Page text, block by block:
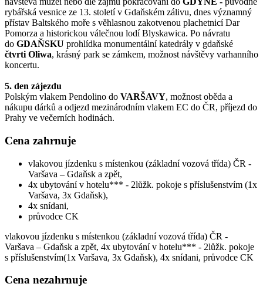
rybářská vesnice ze 13. století v Gdaňském zálivu, dnes významný
přístav Baltského moře s věhlasnou zakotvenou plachetnicí Dar
Pomorza a historickou válečnou lodí Blyskawica. Po návratu
do GDAŇSKU prohlídka monumentální katedrály v gdaňské
čtvrti Oliwa, krásný park se zámkem, možnost návštěvy varhanního
koncertu.
5. den zájezdu
Polským vlakem Pendolino do VARŠAVY, možnost oběda a
nákupu dárků a odjezd mezinárodním vlakem EC do ČR, příjezd do
Prahy ve večerních hodinách.
Cena zahrnuje
vlakovou jízdenku s místenkou (základní vozová třída) ČR -
Varšava – Gdaňsk a zpět,
4x ubytování v hotelu*** - 2lůžk. pokoje s příslušenstvím (1x
Varšava, 3x Gdaňsk),
4x snídani,
průvodce CK
vlakovou jízdenku s místenkou (základní vozová třída) ČR -
Varšava – Gdaňsk a zpět, 4x ubytování v hotelu*** - 2lůžk. pokoje
s příslušenstvím(1x Varšava, 3x Gdaňsk), 4x snídani, průvodce CK
Cena nezahrnuje